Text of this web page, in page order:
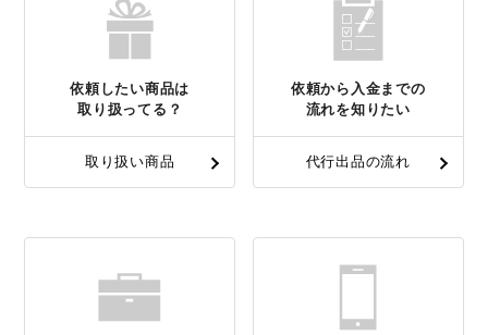
依頼したい商品は
取り扱ってる？
取り扱い商品
依頼から入金までの
流れを知りたい
代行出品の流れ